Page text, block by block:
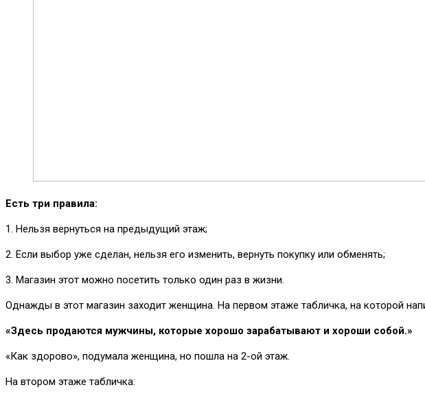
Есть три правила:
1. Нельзя вернуться на предыдущий этаж;
2. Если выбор уже сделан, нельзя его изменить, вернуть покупку или обменять;
3. Магазин этот можно посетить только один раз в жизни.
Однажды в этот магазин заходит женщина. На первом этаже табличка, на которой
«Здесь продаются мужчины, которые хорошо зарабатывают и хороши собой.»
«Как здорово», подумала женщина, но пошла на 2-ой этаж.
На втором этаже табличка: